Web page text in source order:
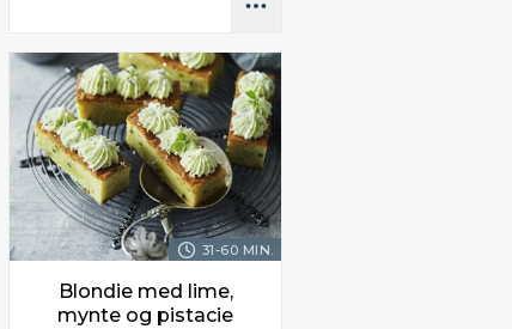
31-60 MIN.
Blondie med lime,
mynte og pistacie